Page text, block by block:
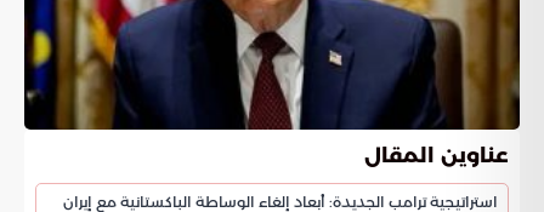
عناوين المقال
استراتيجية ترامب الجديدة: أبعاد إلغاء الوساطة الباكستانية مع إيران